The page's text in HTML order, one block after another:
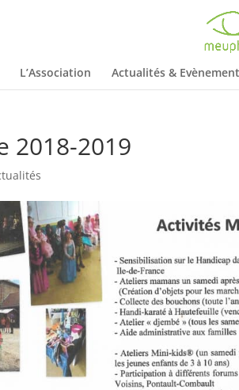
L’Association Actualités &
2018-2019